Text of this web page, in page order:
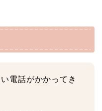
電話がかかってき